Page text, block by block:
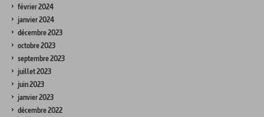
février 2024
janvier 2024
décembre 2023
octobre 2023
septembre 2023
juillet 2023
juin 2023
janvier 2023
décembre 2022